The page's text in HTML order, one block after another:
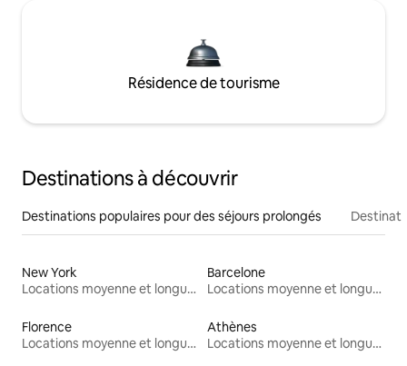
Résidence de tourisme
Destinations à découvrir
Destinations populaires pour des séjours prolongés
New York
Locations moyenne et longue durée
Barcelone
Locations moyenne et longue durée
Florence
Locations moyenne et longue durée
Athènes
Locations moyenne et longue durée